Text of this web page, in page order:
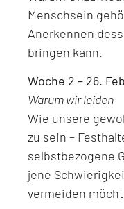
Menschsein
Anerkennen
bringen kann.
Woche 2 – 26.
Warum wir leiden
Wie unsere
zu sein –
selbstbezogene
jene
vermeiden